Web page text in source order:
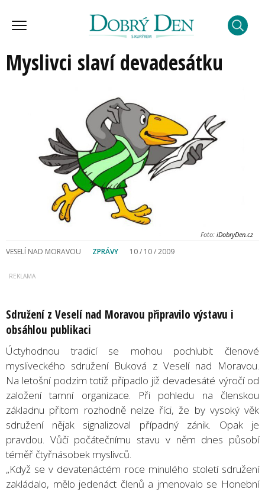
Myslivci slaví devadesátku
Foto: iDobryDen.cz
VESELÍ NAD MORAVOU ZPRÁVY 10 / 10 / 2009
Sdružení z Veselí nad Moravou připravilo výstavu i
obsáhlou publikaci
Úctyhodnou tradicí se mohou pochlubit členové
mysliveckého sdružení Buková z Veselí nad Moravou.
Na letošní podzim totiž připadlo již devadesáté výročí od
založení tamní organizace. Při pohledu na členskou
základnu přitom rozhodně nelze říci, že by vysoký věk
sdružení nějak signalizoval případný zánik. Opak je
pravdou. Vůči počátečnímu stavu v něm dnes působí
téměř čtyřnásobek myslivců.
„Když se v devatenáctém roce minulého století sdružení
zakládalo, mělo jedenáct členů a jmenovalo se Honební